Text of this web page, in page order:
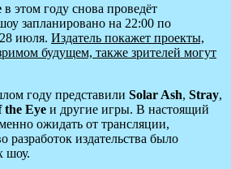
в этом году снова проведёт
запланировано на 22:00 по
июля. Издатель покажет проекты,
будущем, также зрителей могут
году представили Solar Ash, Stray,
the Eye и другие игры. В настоящий
ожидать от трансляции,
разработок издательства было
шоу.